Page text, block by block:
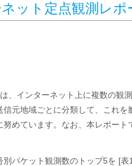
ット定点観測レ
、インターネット上に複数の観
信元地域ごとに分類して、これ
努めています。なお、本レポート
パケット観測数のトップ5を [表